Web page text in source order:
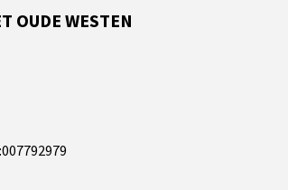
OUDE WESTEN